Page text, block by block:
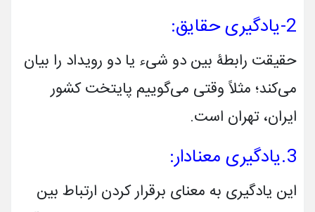
2-یادگیری حقایق:
حقیقت رابطۀ بین دو شیء یا دو رویداد را بیان
می‌­کند؛ مثلاً وقتی می‌گوییم پایتخت کشور
ایران، تهران است.
3.یادگیری معنادار:
این یادگیری به معنای برقرار کردن ارتباط بین